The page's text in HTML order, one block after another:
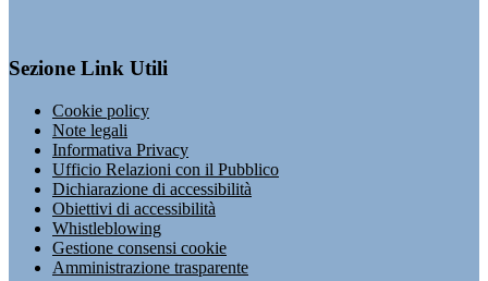
Sezione Link Utili
Cookie policy
Note legali
Informativa Privacy
Ufficio Relazioni con il Pubblico
Dichiarazione di accessibilità
Obiettivi di accessibilità
Whistleblowing
Gestione consensi cookie
Amministrazione trasparente